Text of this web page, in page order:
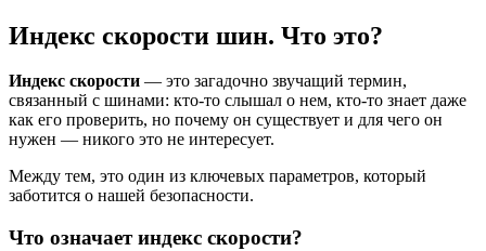
Индекс скорости шин. Что это?
Индекс скорости — это загадочно звучащий термин,
связанный с шинами: кто-то слышал о нем, кто-то знает даже
как его проверить, но почему он существует и для чего он
нужен — никого это не интересует.
Между тем, это один из ключевых параметров, который
заботится о нашей безопасности.
Что означает индекс скорости?